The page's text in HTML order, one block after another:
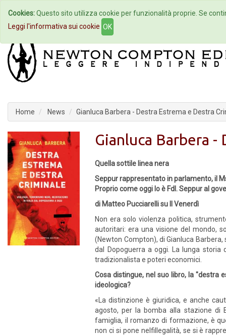
Home Autori Eventi
Home News Gianluca Barbera - Destra Estrema e Destra
Gianluca Barbera
Quella sottile linea nera
Seppur rappresentato in parlamento, il
Proprio come oggi lo è Fdl. Seppur al
di Matteo Pucciarelli su Il Venerdì
Non era solo violenza politica,
autoritari: era una visione del mondo,
(Newton Compton), di Gianluca
dal Dopoguerra a oggi. La lunga
tradizionalista e poteri economici.
Cosa distingue, nel suo libro, la "destra
ideologica?
«La distinzione è giuridica, e anche
agosto, per la bomba alla stazione di
famiglia, il romanzo di formazione, è
non ci si pone nelfillegalità, se si è
Cookies:Questo sito utilizza cookie per funzionalità proprie. Se
Leggi l'informativa sui cookie OK